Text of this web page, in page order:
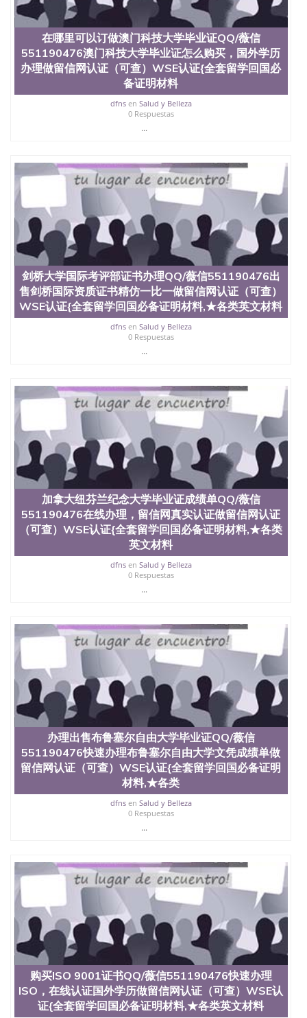
在哪里可以订做澳门科技大学毕业证QQ/薇信
551190476澳门科技大学毕业证怎么购买，国外学历
办理做留信网认证（可查）WSE认证{全套留学回国必
备证明材料
dfnsen Salud y Belleza
0 Respuestas
...
剑桥大学国际考评部证书办理QQ/薇信551190476出
售剑桥国际资质证书精仿一比一做留信网认证（可查）
WSE认证{全套留学回国必备证明材料,★各类英文材料
dfnsen Salud y Belleza
0 Respuestas
...
加拿大纽芬兰纪念大学毕业证成绩单QQ/薇信
551190476在线办理，留信网真实认证做留信网认证
（可查）WSE认证{全套留学回国必备证明材料,★各类
英文材料
dfnsen Salud y Belleza
0 Respuestas
...
办理出售布鲁塞尔自由大学毕业证QQ/薇信
551190476快速办理布鲁塞尔自由大学文凭成绩单做
留信网认证（可查）WSE认证{全套留学回国必备证明
材料,★各类
dfnsen Salud y Belleza
0 Respuestas
...
购买ISO 9001证书QQ/薇信551190476快速办理
ISO，在线认证国外学历做留信网认证（可查）WSE认
证{全套留学回国必备证明材料,★各类英文材料